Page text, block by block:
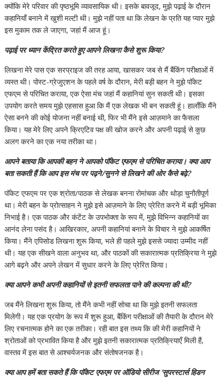
क्योंकि मेरे परिवार की पृष्ठभूमि व्यावसायिक थी। इसके बावजूद, मुझे पढ़ाई के दौरान
कहानियाँ बनाने में खुशी मल्टी थी। मुझे नहीं पता था कि लेखन के प्रति यह प्यार मुझे
इस मुकाम तक ले जाएगा, जहां मैं आज हूं।
पढ़ाई पर ध्यान केंद्रित करते हुए आपने लिखना कैसे शुरू किया?
लिखना मेरे पास एक सरप्राइज की तरह आया, खासकर जब से मैं बैंकिंग परीक्षाओं में
व्यस्त थी। पोस्ट-ग्रेजुएशन के पहले वर्ष के दौरान, मेरी बड़ी बहन ने मुझे पॉकेट
एफएम से परिचित कराया, एक ऐसा मंच जहां मैं कहानियां सुन सकती थी। इसका
उपयोग करते समय मुझे एहसास हुआ कि मैं एक लेखक भी बन सकती हूं। हालाँकि मैंने
ऐसा बनने की कोई योजना नहीं बनाई थी, फिर भी मैंने इसे आज़माने का फैसला
किया। यह मेरे लिए अपने क्रिएटिव पक्ष की खोज करने और अपनी पढ़ाई से कुछ
अलग करने का एक नया तरीका था।
आपने बताया कि आपकी बहन ने आपको पॉकेट एफएम से परिचित कराया। क्या आप
बता सकती हैं कि आप इस मंच पर पढ़ने/सुनने से लिखने की ओर कैसे बढ़े?
पॉकेट एफएम पर एक श्रोता/पाठक से लेखक बनना रोमांचक और थोड़ा चुनौतीपूर्ण
था। मेरी बहन के प्रोत्साहन ने मुझे इसे आज़माने के लिए प्रेरित करने में बड़ी भूमिका
निभाई है। एक पाठक और कंटेंट के उपभोक्ता के रूप में, मुझे विभिन्न कहानियों का
आनंद लेना पसंद है। आखिरकार, अपनी कहानियां बनाने के विचार ने मुझे आकर्षित
किया। मैंने एपिसोड लिखना शुरू किया, भले ही पहले मुझे इससे ज्यादा उम्मीद नहीं
थी। यह एक सीखने वाला अनुभव था, और पाठकों की सकारात्मक प्रतिक्रिया ने मुझे
आगे बढ़ने और अपने लेखन में सुधार करने के लिए प्रेरित किया।
क्या आपने कभी अपनी कहानियों से इतनी सफलता पाने की कल्पना की थी?
जब मैंने लिखना शुरू किया, तो मैंने कभी नहीं सोचा था कि मुझे इतनी सफलता
मिलेगी। यह एक प्रयोग के रूप में शुरू हुआ, बैंकिंग परीक्षाओं की तैयारी के दौरान मेरे
लिए रचनात्मक होने का एक तरीका। रही बात इस तथ्य कि की मेरी कहानियों ने
श्रोताओं को प्रभावित किया है और मुझे इतनी सकारात्मक प्रतिक्रियाएँ मिली हैं,
वास्तव में इस बात से आश्चर्यजनक और संतोषजनक है।
क्या आप हमें बता सकते हैं कि पॉकेट एफएम पर ऑडियो सीरीज ‘सुपरस्टार्स हिडन